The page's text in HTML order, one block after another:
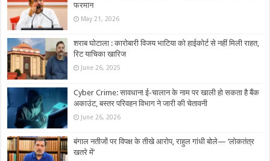
फरमान
May 21, 2026
शराब घोटाला : कारोबारी विजय भाटिया को हाईकोर्ट से नहीं मिली राहत,
रिट याचिका खारिज
June 26, 2025
Cyber Crime: सावधान! ई-चालान के नाम पर खाली हो सकता है बैंक
अकाउंट, बस्तर परिवहन विभाग ने जारी की चेतावनी
June 26, 2026
बंगाल नतीजों पर विपक्ष के तीखे आरोप, राहुल गांधी बोले— ‘लोकतंत्र
खतरे में’